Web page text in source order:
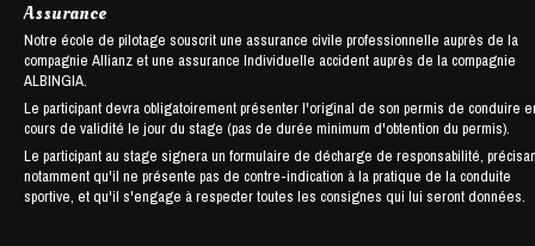
Assurance
Notre école de pilotage souscrit une assurance civile professionnelle auprès de la
compagnie Allianz et une assurance Individuelle accident auprès de la compagnie
ALBINGIA.
Le participant devra obligatoirement présenter l'original de son permis de conduire
cours de validité le jour du stage (pas de durée minimum d'obtention du permis).
Le participant au stage signera un formulaire de décharge de responsabilité,
notamment qu'il ne présente pas de contre-indication à la pratique de la conduite
sportive, et qu'il s'engage à respecter toutes les consignes qui lui seront données.